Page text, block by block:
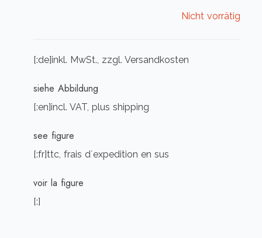
Nicht vorrätig
[:de]inkl. MwSt., zzgl. Versandkosten
siehe Abbildung
[:en]incl. VAT, plus shipping
see figure
[:fr]ttc, frais d´expedition en sus
voir la figure
[:]